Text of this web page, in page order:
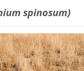
spinosum)